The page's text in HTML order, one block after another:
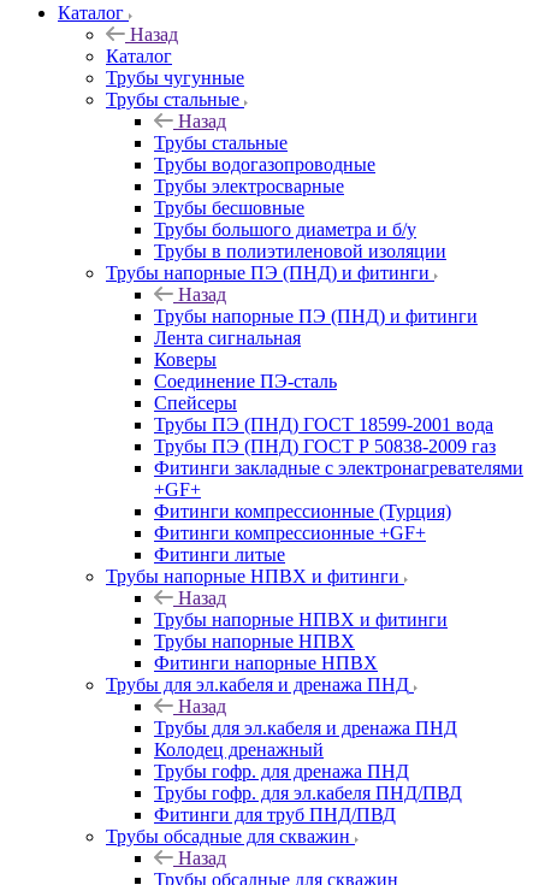
Каталог
Назад
Каталог
Трубы чугунные
Трубы стальные
Назад
Трубы стальные
Трубы водогазопроводные
Трубы электросварные
Трубы бесшовные
Трубы большого диаметра и б/у
Трубы в полиэтиленовой изоляции
Трубы напорные ПЭ (ПНД) и фитинги
Назад
Трубы напорные ПЭ (ПНД) и фитинги
Лента сигнальная
Коверы
Соединение ПЭ-сталь
Спейсеры
Трубы ПЭ (ПНД) ГОСТ 18599-2001 вода
Трубы ПЭ (ПНД) ГОСТ Р 50838-2009 газ
Фитинги закладные с электронагревателями
+GF+
Фитинги компрессионные (Турция)
Фитинги компрессионные +GF+
Фитинги литые
Трубы напорные НПВХ и фитинги
Назад
Трубы напорные НПВХ и фитинги
Трубы напорные НПВХ
Фитинги напорные НПВХ
Трубы для эл.кабеля и дренажа ПНД
Назад
Трубы для эл.кабеля и дренажа ПНД
Колодец дренажный
Трубы гофр. для дренажа ПНД
Трубы гофр. для эл.кабеля ПНД/ПВД
Фитинги для труб ПНД/ПВД
Трубы обсадные для скважин
Назад
Трубы обсадные для скважин